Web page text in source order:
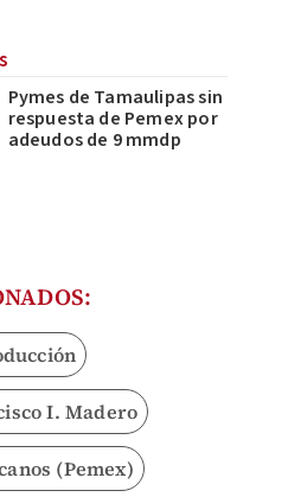
Pymes de Tamaulipas sin
respuesta de Pemex por
adeudos de 9 mmdp
I. Madero
(Pemex)